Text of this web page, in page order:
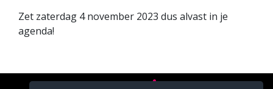
Zet zaterdag 4 november 2023 dus alvast in je
agenda!